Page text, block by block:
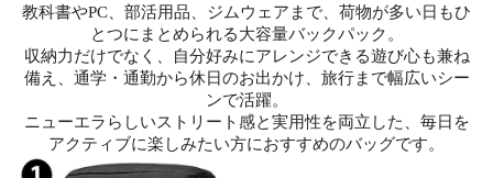
教科書やPC、部活用品、ジムウェアまで、荷物が多い日もひ
とつにまとめられる大容量バックパック。
収納力だけでなく、自分好みにアレンジできる遊び心も兼ね
備え、通学・通勤から休日のお出かけ、旅行まで幅広いシー
ンで活躍。
ニューエラらしいストリート感と実用性を両立した、毎日を
アクティブに楽しみたい方におすすめのバッグです。